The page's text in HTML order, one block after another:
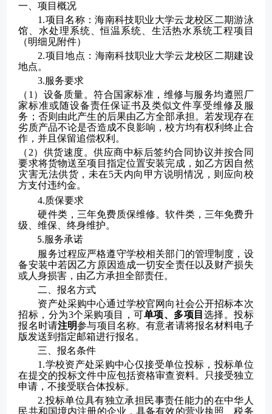
一、项目概况
1.项目名称：海南科技职业大学云龙校区二期游泳
馆、水处理系统、恒温系统、生活热水系统工程项目
（明细见附件）
2.项目地点 ： 海南科技职业大学云龙校区 二期建设
地点。
3.服务要求
（ 1） 设备 质量。符合国家标准，维修与服务均遵照厂
家标准或随设备责任保证书及类似文件享受维修及服
务；否则由此产生的后果由乙方全部承担。若发现存在
劣质产品不论是否造成不良影响，校方均有权利终止合
作，并且保留追偿权利。
（ 2）供货速度。供应商中标后签约合同协议并按合同
要求将货物送至项目指定位置安装完成，如乙方因自然
灾害无法供货，未在5天内向甲方说明情况，则应向校
方支付违约金。
4.质保要求
硬件类，三年免费质保维修。软件类，三年免费升
级、维保、终身维护。
5.服务承诺
服务过程应严格遵守学校相关部门的管理制度， 设
备安装中若因乙方原因造成一切安全责任以及财产损失
或人身损害，由乙方承担全部责任。
二、报名方式
资产处采购中心通过学校官网向社会公开招标本次
招标 ， 分为3个采购项目，可单项、多项目 选择 。投标
报名时请注明参与项目名称。有意者请将报名材料电子
版发送到指定邮箱进行报名。
三、报名条件
1.学校资产处采购中心仅接受单位投标，投标单位
在提交的投标文件中应包括资格审查资料。只接受独立
申请，不接受联合体投标。
2.投标单位具有独立承担民事责任能力的在中华人
民共和国境内注册的企业，具备有效的营业执照、税务